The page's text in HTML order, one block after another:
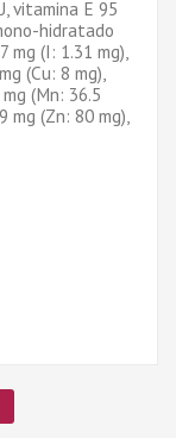
vitamina E 95
hidratado
mg (I: 1.31 mg),
(Cu: 8 mg),
(Mn: 36.5
mg (Zn: 80 mg),